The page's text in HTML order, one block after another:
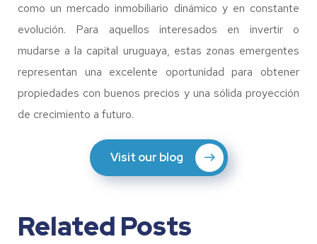
como un mercado inmobiliario dinámico y en constante
evolución. Para aquellos interesados en invertir o
mudarse a la capital uruguaya, estas zonas emergentes
representan una excelente oportunidad para obtener
propiedades con buenos precios y una sólida proyección
de crecimiento a futuro.
Visit our blog
Related Posts